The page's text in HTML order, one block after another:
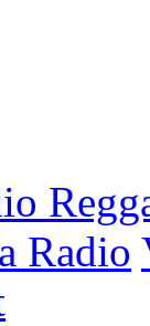
Radio